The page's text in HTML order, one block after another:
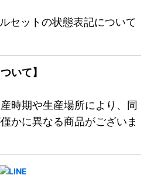
セットの状態表記について
いて】
時期や生産場所により、同
かに異なる商品がございま